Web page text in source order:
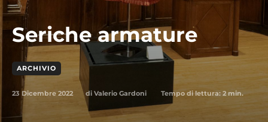
Seriche armature
ARCHIVIO
23 Dicembre 2022 di Valerio Gardoni Tempo di lettura: 2min.